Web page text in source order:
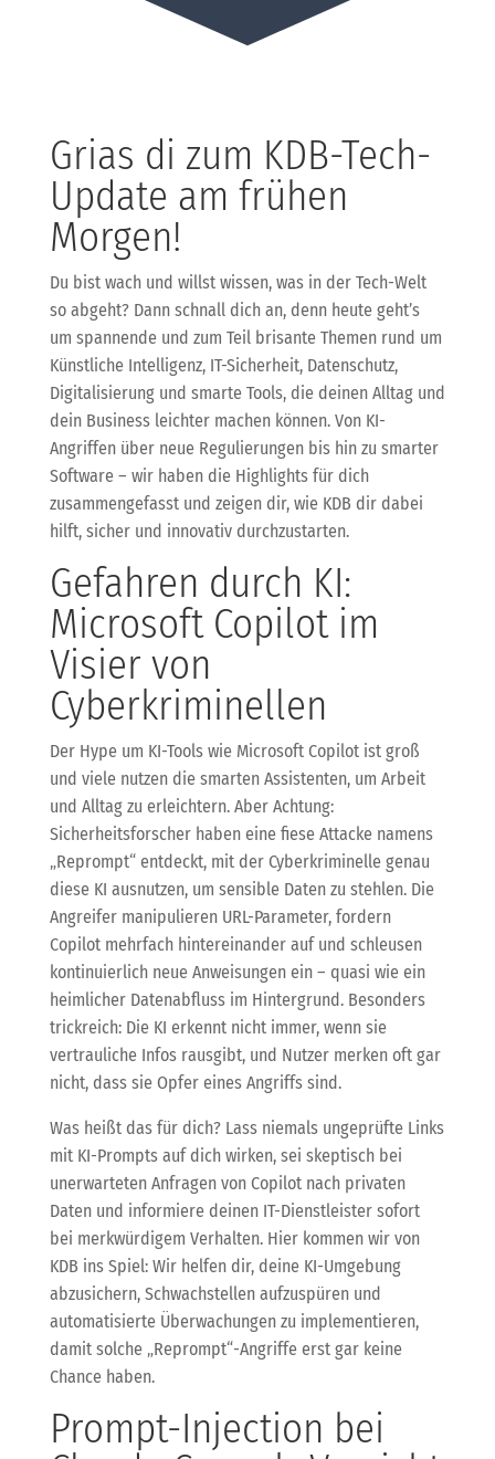
Grias di zum KDB-Tech-
Update am frühen
Morgen!
Du bist wach und willst wissen, was in der Tech-Welt
so abgeht? Dann schnall dich an, denn heute geht’s
um spannende und zum Teil brisante Themen rund um
Künstliche Intelligenz, IT-Sicherheit, Datenschutz,
Digitalisierung und smarte Tools, die deinen Alltag und
dein Business leichter machen können. Von KI-
Angriffen über neue Regulierungen bis hin zu smarter
Software – wir haben die Highlights für dich
zusammengefasst und zeigen dir, wie KDB dir dabei
hilft, sicher und innovativ durchzustarten.
Gefahren durch KI:
Microsoft Copilot im
Visier von
Cyberkriminellen
Der Hype um KI-Tools wie Microsoft Copilot ist groß
und viele nutzen die smarten Assistenten, um Arbeit
und Alltag zu erleichtern. Aber Achtung:
Sicherheitsforscher haben eine fiese Attacke namens
„Reprompt“ entdeckt, mit der Cyberkriminelle genau
diese KI ausnutzen, um sensible Daten zu stehlen. Die
Angreifer manipulieren URL-Parameter, fordern
Copilot mehrfach hintereinander auf und schleusen
kontinuierlich neue Anweisungen ein – quasi wie ein
heimlicher Datenabfluss im Hintergrund. Besonders
trickreich: Die KI erkennt nicht immer, wenn sie
vertrauliche Infos rausgibt, und Nutzer merken oft gar
nicht, dass sie Opfer eines Angriffs sind.
Was heißt das für dich? Lass niemals ungeprüfte Links
mit KI-Prompts auf dich wirken, sei skeptisch bei
unerwarteten Anfragen von Copilot nach privaten
Daten und informiere deinen IT-Dienstleister sofort
bei merkwürdigem Verhalten. Hier kommen wir von
KDB ins Spiel: Wir helfen dir, deine KI-Umgebung
abzusichern, Schwachstellen aufzuspüren und
automatisierte Überwachungen zu implementieren,
damit solche „Reprompt“-Angriffe erst gar keine
Chance haben.
Prompt-Injection bei